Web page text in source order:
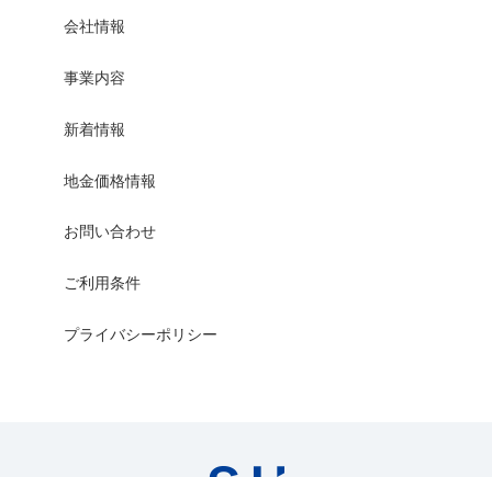
会社情報
事業内容
新着情報
地金価格情報
お問い合わせ
ご利用条件
プライバシーポリシー